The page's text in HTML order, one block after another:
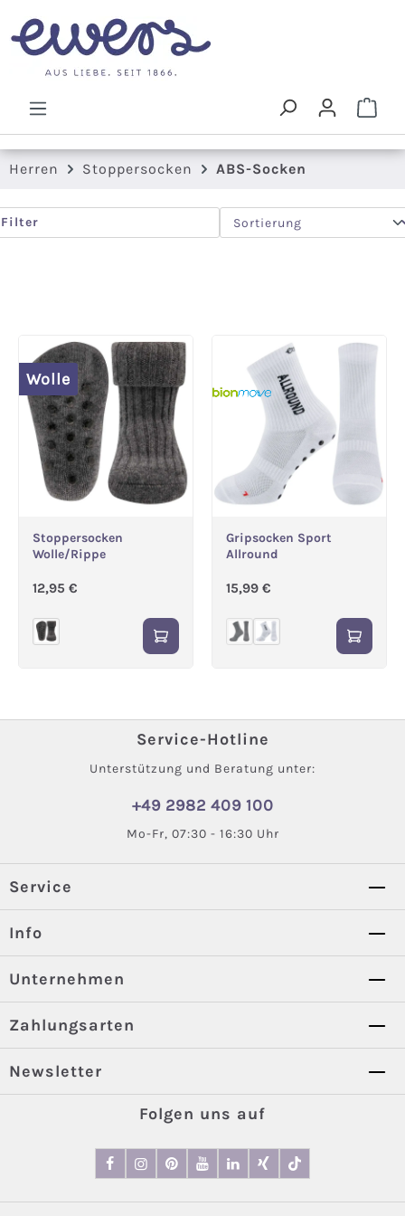
Zum Hauptinhalt springen
Herren Stoppersocken ABS-Socken
Filter
Wolle
Stoppersocken
Wolle/Rippe
Regulärer Preis:
12,95 €
Gripsocken Sport
Allround
(Diese Option ist zurzeit
Regulärer Preis:
15,99 €
Service-Hotline
Unterstützung und Beratung unter:
+49 2982 409 100
Mo-Fr, 07:30 - 16:30 Uhr
Service
Info
Unternehmen
Zahlungsarten
Newsletter
Folgen uns auf